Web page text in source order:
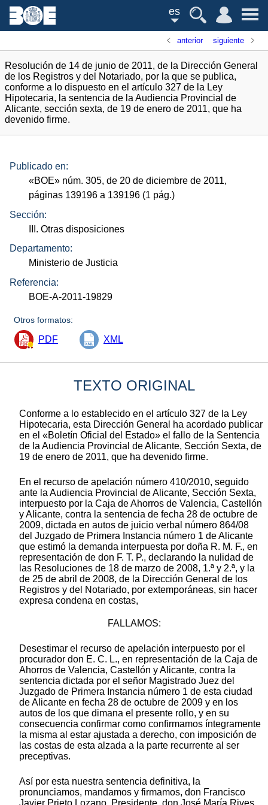
es
anterior siguiente
Resolución de 14 de junio de 2011, de la Dirección General
de los Registros y del Notariado, por la que se publica,
conforme a lo dispuesto en el artículo 327 de la Ley
Hipotecaria, la sentencia de la Audiencia Provincial de
Alicante, sección sexta, de 19 de enero de 2011, que ha
devenido firme.
Publicado en:
«BOE» núm. 305, de 20 de diciembre de 2011,
páginas 139196 a 139196 (1 pág.)
Sección:
III. Otras disposiciones
Departamento:
Ministerio de Justicia
Referencia:
BOE-A-2011-19829
Otros formatos:
PDF XML
TEXTO ORIGINAL
Conforme a lo establecido en el artículo 327 de la Ley
Hipotecaria, esta Dirección General ha acordado publicar
en el «Boletín Oficial del Estado» el fallo de la Sentencia
de la Audiencia Provincial de Alicante, Sección Sexta, de
19 de enero de 2011, que ha devenido firme.
En el recurso de apelación número 410/2010, seguido
ante la Audiencia Provincial de Alicante, Sección Sexta,
interpuesto por la Caja de Ahorros de Valencia, Castellón
y Alicante, contra la sentencia de fecha 28 de octubre de
2009, dictada en autos de juicio verbal número 864/08
del Juzgado de Primera Instancia número 1 de Alicante
que estimó la demanda interpuesta por doña R. M. F., en
representación de don F. T. P., declarando la nulidad de
las Resoluciones de 18 de marzo de 2008, 1.ª y 2.ª, y la
de 25 de abril de 2008, de la Dirección General de los
Registros y del Notariado, por extemporáneas, sin hacer
expresa condena en costas,
FALLAMOS:
Desestimar el recurso de apelación interpuesto por el
procurador don E. C. L., en representación de la Caja de
Ahorros de Valencia, Castellón y Alicante, contra la
sentencia dictada por el señor Magistrado Juez del
Juzgado de Primera Instancia número 1 de esta ciudad
de Alicante en fecha 28 de octubre de 2009 y en los
autos de los que dimana el presente rollo, y en su
consecuencia confirmar como confirmamos íntegramente
la misma al estar ajustada a derecho, con imposición de
las costas de esta alzada a la parte recurrente al ser
preceptivas.
Así por esta nuestra sentencia definitiva, la
pronunciamos, mandamos y firmamos, don Francisco
Javier Prieto Lozano, Presidente, don José María Rives